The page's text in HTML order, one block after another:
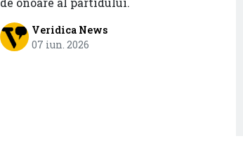
Veridica News
07 iun. 2026